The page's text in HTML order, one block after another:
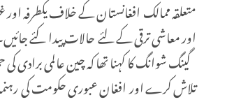
متعلقہ ممالک افغانستان کے خلاف یکطرفہ اور
اور معاشی ترقی کے لئے حالات پیدا کئے
گینگ شوانگ کا کہنا تھا کہ چین عالمی
تلاش کرے اور افغان عبوری حکومت کی